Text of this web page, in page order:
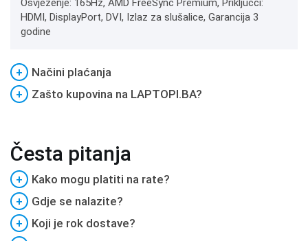
Osvježenje: 165Hz, AMD FreeSync Premium, Priključci:
HDMI, DisplayPort, DVI, Izlaz za slušalice, Garancija 3
godine
+
Načini plaćanja
+
Zašto kupovina na LAPTOPI.BA?
Česta pitanja
+
Kako mogu platiti na rate?
+
Gdje se nalazite?
+
Koji je rok dostave?